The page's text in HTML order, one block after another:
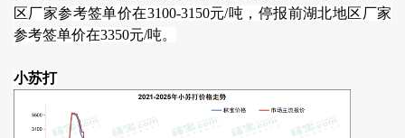
区厂家参考签单价在3100-3150元/吨，停报前湖北地区厂家
参考签单价在3350元/吨。
小苏打